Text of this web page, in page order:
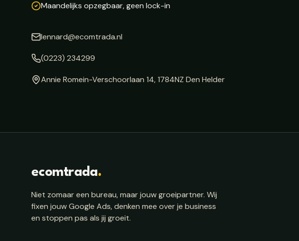
Maandelijks opzegbaar, geen lock-in
lennard@ecomtrada.nl
(0223) 234299
Annie Romein-Verschoorlaan 14, 1784NZ Den Helder
ecomtrada.
Niet zomaar een bureau, maar jouw groeipartner. Wij
fixen jouw Google Ads, denken mee over je business
en stoppen pas als jij groeit.